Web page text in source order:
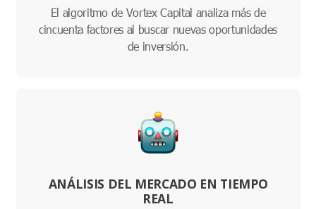
El algoritmo de Vortex Capital analiza más de
cincuenta factores al buscar nuevas oportunidades
de inversión.
ANÁLISIS DEL MERCADO EN TIEMPO
REAL